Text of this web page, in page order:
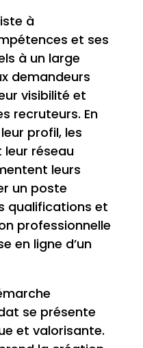
à
et ses
à un large
demandeurs
visibilité et
recruteurs. En
profil, les
réseau
leurs
un poste
qualifications et
professionnelle
en ligne d’un
se présente
et valorisante.